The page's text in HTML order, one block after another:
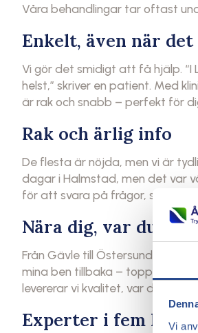
Vi
Våra behandlingar tar oftast
Enkelt, även när
Vi gör det smidigt att få hjälp. “I
helst,” skriver en patient. Med
är rak och snabb – perfekt för
Rak och ärlig info
De flesta är nöjda, men vi är
dagar i Halmstad, men det var
för att svara på frågor, så du
Nära dig, var du än
Från Gävle till Östersund, via
mina ben tillbaka – toppen från
levererar vi kvalitet, var du än
Experter i fem